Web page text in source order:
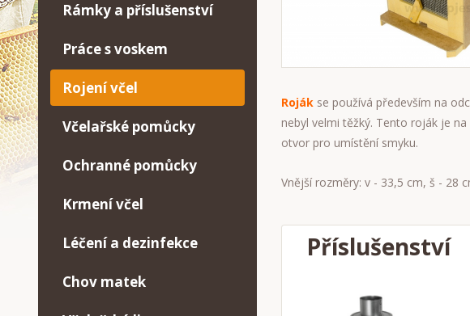
Roják se používá především na
nebyl velmi těžký. Tento roják je na
otvor pro umístění smyku.
Vnější rozměry: v - 33,5 cm, š - 28
Příslušenství
Rámky a příslušenství
Práce s voskem
Rojení včel
Včelařské pomůcky
Ochranné pomůcky
Krmení včel
Léčení a dezinfekce
Chov matek